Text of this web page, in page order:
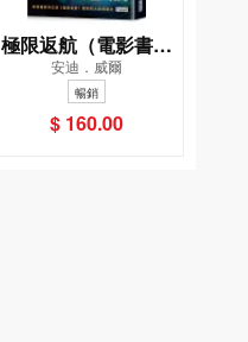
極限返航（電影書衣
典藏版）（獨家收錄
作者訪談）
安迪．威爾
暢銷
$ 160.00